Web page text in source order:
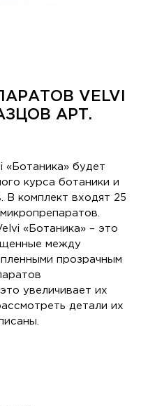
VELVI
АРТ.
«Ботаника» будет
курса ботаники и
В комплект входят 25
«Ботаника» – это
между
прозрачным
увеличивает их
детали их